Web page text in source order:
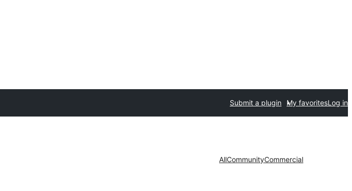
Submit a plugin My favoritesLog in
AllCommunityCommercial